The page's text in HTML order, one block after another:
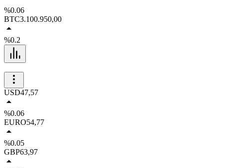
%0.06
BTC3.100.950,00
%0.2
USD47,57
%0.06
EURO54,77
%0.05
GBP63,97